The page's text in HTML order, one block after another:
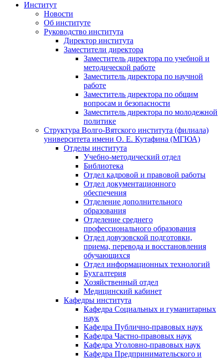
Институт
Новости
Об институте
Руководство института
Директор института
Заместители директора
Заместитель директора по учебной и
методической работе
Заместитель директора по научной
работе
Заместитель директора по общим
вопросам и безопасности
Заместитель директора по молодежной
политике
Структура Волго-Вятского института (филиала)
университета имени О. Е. Кутафина (МГЮА)
Отделы института
Учебно-методический отдел
Библиотека
Отдел кадровой и правовой работы
Отдел документационного
обеспечения
Отделение дополнительного
образования
Отделение среднего
профессионального образования
Отдел довузовской подготовки,
приема, перевода и восстановления
обучающихся
Отдел информационных технологий
Бухгалтерия
Хозяйственный отдел
Медицинский кабинет
Кафедры института
Кафедра Социальных и гуманитарных
наук
Кафедра Публично-правовых наук
Кафедра Частно-правовых наук
Кафедра Уголовно-правовых наук
Кафедра Предпринимательского и